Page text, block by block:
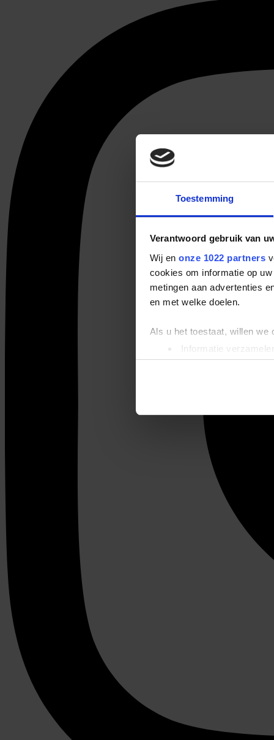
Toestemming
Verantwoord gebruik van
Wij en onze 1022 partners
cookies om informatie op
metingen aan advertenties
en met welke doelen.
Als u het toestaat, willen we
Informatie
Uw apparaat
Lees meer over hoe uw
We gebruiken cookies om
websiteverkeer te
media, adverteren en
verstrekt of die ze hebben